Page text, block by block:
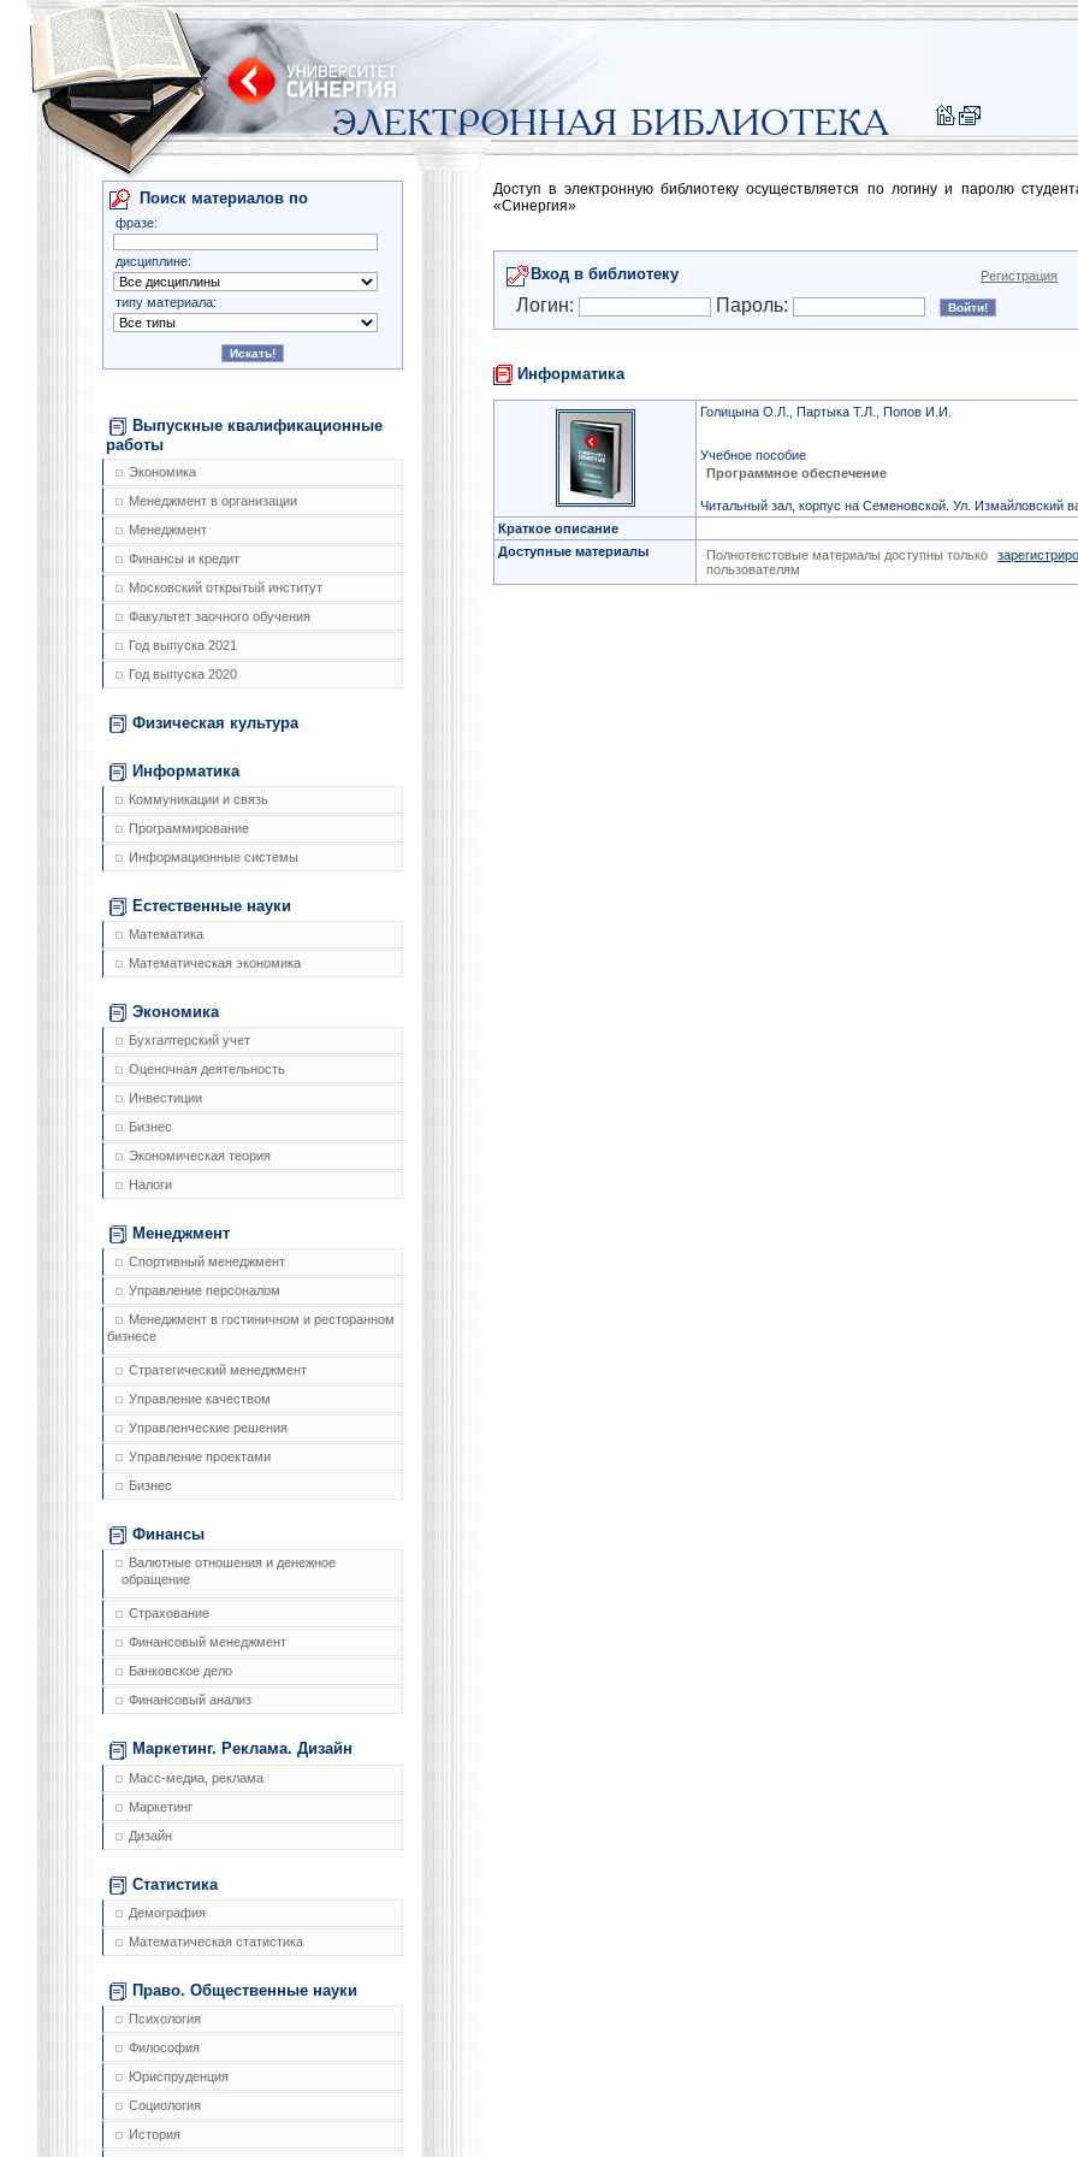
Поиск материалов по
фразе:
дисциплине:
типу материала:
Выпускные квалификационные
работы
Экономика
Менеджмент в организации
Менеджмент
Финансы и кредит
Московский открытый институт
Факультет заочного обучения
Год выпуска 2021
Год выпуска 2020
Физическая культура
Информатика
Коммуникации и связь
Программирование
Информационные системы
Естественные науки
Математика
Математическая экономика
Экономика
Бухгалтерский учет
Оценочная деятельность
Инвестиции
Бизнес
Экономическая теория
Налоги
Менеджмент
Спортивный менеджмент
Управление персоналом
Менеджмент в гостиничном и ресторанном
бизнесе
Стратегический менеджмент
Управление качеством
Управленческие решения
Управление проектами
Бизнес
Финансы
Валютные отношения и денежное
обращение
Страхование
Финансовый менеджмент
Банковское дело
Финансовый анализ
Маркетинг. Реклама. Дизайн
Масс-медиа, реклама
Маркетинг
Дизайн
Статистика
Демография
Математическая статистика
Право. Общественные науки
Психология
Философия
Юриспруденция
Социология
История
Доступ в электронную библиотеку осуществляется по логину и паролю
«Синергия»
Вход в библиотеку Регистрация
Логин: Пароль:
Информатика
Голицына О.Л., Партыка Т.Л., Попов И.И.
Учебное пособие
Программное обеспечение
Читальный зал, корпус на Семеновской. Ул. Измайловский
Краткое описание
Доступные материалы
Полнотекстовые материалы доступны только
пользователям